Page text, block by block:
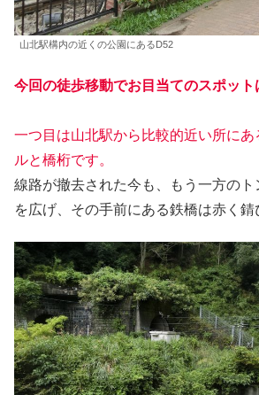
山北駅構内の近くの公園にあるD52
今回の徒歩移動でお目当てのスポット
一つ目は山北駅から比較的近い所に
ルと橋桁です。
線路が撤去された今も、もう一方のト
を広げ、その手前にある鉄橋は赤く錆